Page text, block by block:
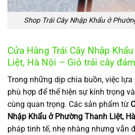
Shop Trái Cây Nhập Khẩu ở
Cửa Hàng Trái Cây Nhập
Liệt, Hà Nội – Giỏ trái cây
Trong những dịp chia buồn, việc
phù hợp để thể hiện sự kính trọng
cùng quan trọng. Các sản phẩm từ
Nhập Khẩu ở Phường Thanh Liệt,
pháp tinh tế, nhẹ nhàng nhưng vẫn